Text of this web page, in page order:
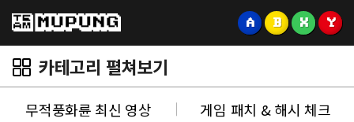
A B X Y
카테고리 펼쳐보기
무적풍화륜 최신 영상 게임 패치 & 해시 체크